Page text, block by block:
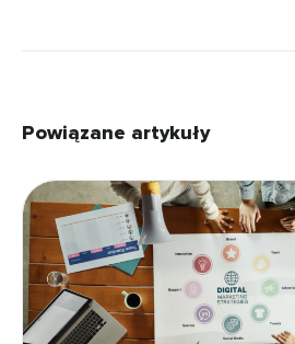
Powiązane artykuły